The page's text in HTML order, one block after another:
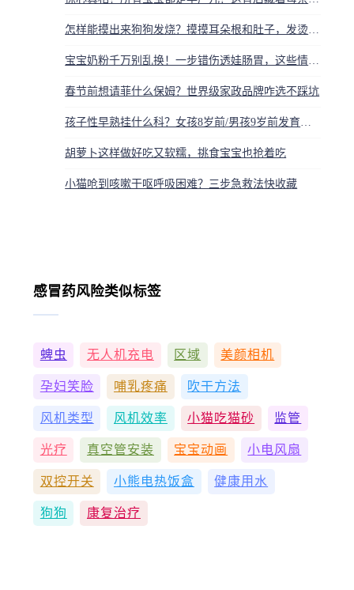
怎样能摸出来狗狗发烧？摸摸耳朵根和肚子，发烫就要警惕
宝宝奶粉千万别乱换！一步错伤透娃肠胃，这些情况必须换
春节前想请菲什么保姆？世界级家政品牌咋选不踩坑
孩子性早熟挂什么科？女孩8岁前/男孩9岁前发育赶紧看儿科内分泌
胡萝卜这样做好吃又软糯，挑食宝宝也抢着吃
小猫呛到咳嗽干呕呼吸困难？三步急救法快收藏
感冒药风险类似标签
蜱虫 无人机充电 区域 美颜相机
孕妇笑脸 哺乳疼痛 吹干方法
风机类型 风机效率 小猫吃猫砂 监管
光疗 真空管安装 宝宝动画 小电风扇
双控开关 小熊电热饭盒 健康用水
狗狗 康复治疗